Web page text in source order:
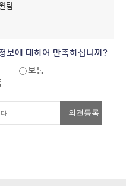
팀
보에 대하여 만족하십니까?
보통